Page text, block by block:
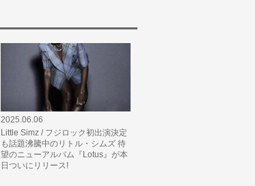
2025.06.06
Little Simz / フジロック初出演決定
も話題沸騰中のリトル・シムズ 待
望のニューアルバム『Lotus』が本
日ついにリリース!